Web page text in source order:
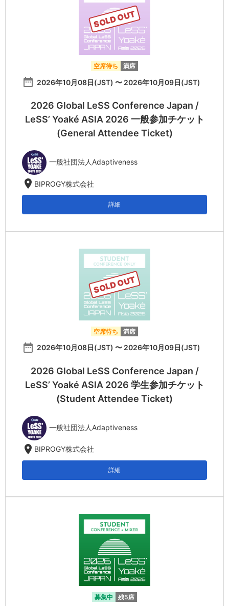
SOLD OUT
空席待ち 満席
date_range 2026年10月08日(JST) 〜 2026年10月09日(JST)
2026 Global LeSS Conference Japan /
LeSS’ Yoaké ASIA 2026 一般参加チケット
(General Attendee Ticket)
一般社団法人Adaptiveness
location_on BIPROGY株式会社
詳細
SOLD OUT
空席待ち 満席
date_range 2026年10月08日(JST) 〜 2026年10月09日(JST)
2026 Global LeSS Conference Japan /
LeSS’ Yoaké ASIA 2026 学生参加チケット
(Student Attendee Ticket)
一般社団法人Adaptiveness
location_on BIPROGY株式会社
詳細
募集中 残5席